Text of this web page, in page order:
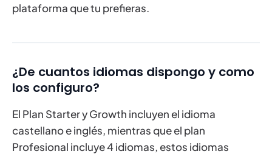
plataforma que tu prefieras.
¿De cuantos idiomas dispongo y como
los configuro?
El Plan Starter y Growth incluyen el idioma
castellano e inglés, mientras que el plan
Profesional incluye 4 idiomas, estos idiomas